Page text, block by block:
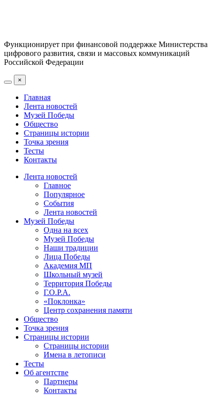
Функционирует при финансовой поддержке Министерства
цифрового развития, связи и массовых коммуникаций
Российской Федерации
×
Главная
Лента новостей
Музей Победы
Общество
Страницы истории
Точка зрения
Тесты
Контакты
Лента новостей
Главное
Популярное
События
Лента новостей
Музей Победы
Одна на всех
Музей Победы
Наши традиции
Лица Победы
Академия МП
Школьный музей
Территория Победы
Г.О.Р.А.
«Поклонка»
Центр сохранения памяти
Общество
Точка зрения
Страницы истории
Страницы истории
Имена в летописи
Тесты
Об агентстве
Партнеры
Контакты